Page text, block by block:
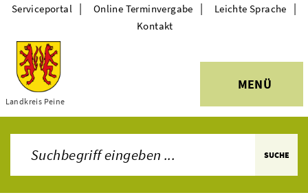
Themen
Landkreis Peine
MENÜ
Serviceportal | Online Terminvergabe | Leichte Sprache |
Kontakt
SUCHE